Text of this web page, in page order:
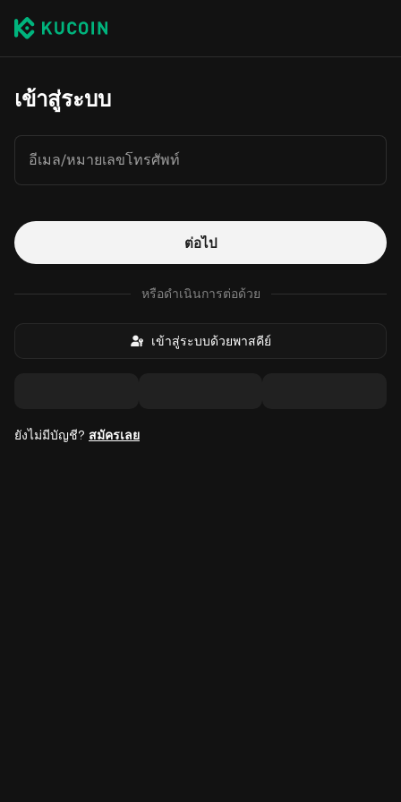
เข้าสู่ระบบ
อีเมล/หมายเลขโทรศัพท์
ต่อไป
หรือดำเนินการต่อด้วย
เข้าสู่ระบบด้วยพาสคีย์
ยังไม่มีบัญชี? สมัครเลย